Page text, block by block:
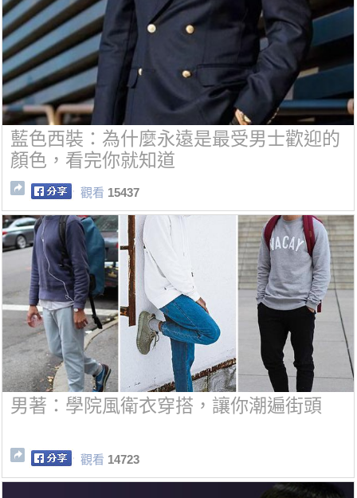
藍色西裝：為什麼永遠是最受男士歡迎的
顏色，看完你就知道
觀看 15437
男著：學院風衛衣穿搭，讓你潮遍街頭
觀看 14723